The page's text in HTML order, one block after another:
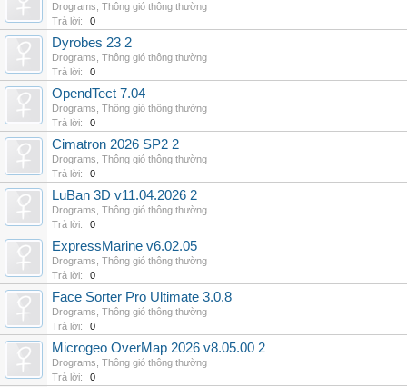
Drograms Thông gió thông thường
Trả lời:
0
Dyrobes 23 2
Drograms Thông gió thông thường
Trả lời:
0
OpendTect 7.04
Drograms Thông gió thông thường
Trả lời:
0
Cimatron 2026 SP2 2
Drograms Thông gió thông thường
Trả lời:
0
LuBan 3D v11.04.2026 2
Drograms Thông gió thông thường
Trả lời:
0
ExpressMarine v6.02.05
Drograms Thông gió thông thường
Trả lời:
0
Face Sorter Pro Ultimate 3.0.8
Drograms Thông gió thông thường
Trả lời:
0
Microgeo OverMap 2026 v8.05.00 2
Drograms Thông gió thông thường
Trả lời:
0